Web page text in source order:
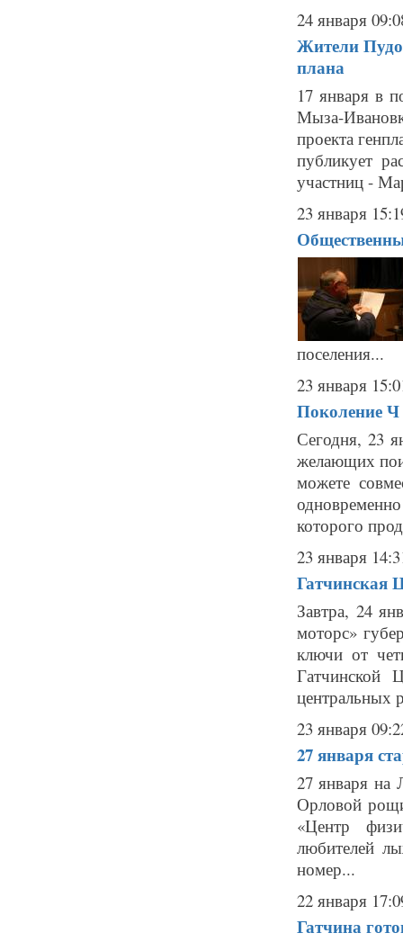
24 января
Жители
плана
17 января в
Мыза-
проекта
публикует
участниц -
23 января
поселения...
23 января
Поколение
Сегодня, 23
желающих
можете
которого
23 января
Гатчинская
Завтра, 24
моторс»
ключи от
Гатчинской
центральных
23 января
27 января
27 января на
Орловой
«Центр
любителей
номер...
22 января
Гатчина